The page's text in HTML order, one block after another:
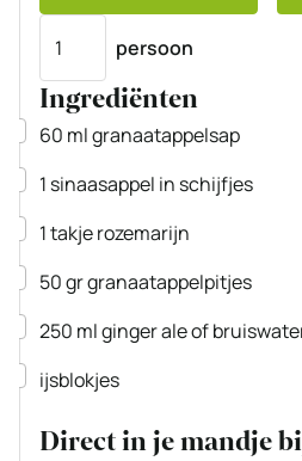
persoon
Ingrediënten
▢
60 mlgranaatappelsap
▢
1 sinaasappel in schijfjes
▢
1takjerozemarijn
▢
50grgranaatappelpitjes
▢
250 mlginger ale of
▢
ijsblokjes
Direct in je mandje